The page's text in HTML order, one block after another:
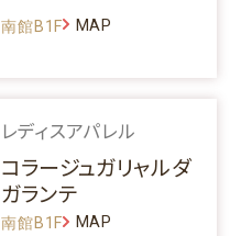
南館B1F MAP
レディスアパレル
コラージュガリャルダ
ガランテ
南館B1F MAP